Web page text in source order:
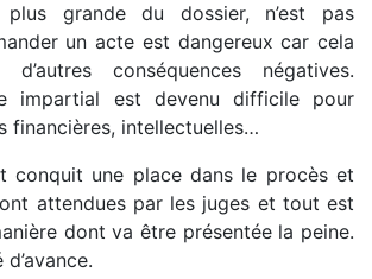
plus grande du dossier, n’est pas
un acte est dangereux car cela
conséquences négatives.
impartial est devenu difficile pour
financières, intellectuelles…
conquit une place dans le procès et
attendues par les juges et tout est
dont va être présentée la peine.
d’avance.